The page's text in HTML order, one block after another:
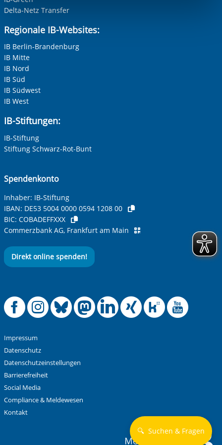
Funktionen sind. Diese Cookies setzen wir aufgrund
Einwilligung.
Delta-Netz Transfer
Regionale IB-Websites:
IB Berlin-Brandenburg
IB Mitte
IB Nord
IB Süd
IB Südwest
IB West
IB-Stiftungen:
IB-Stiftung
Stiftung Schwarz-Rot-Bunt
Spendenkonto
Inhaber: IB-Stiftung
IBAN: DE53 5004 0000 0594 1208 00
BIC: COBADEFFXXX
Commerzbank AG, Frankfurt am Main
Direkt online spenden!
Offizielle
Offizielle
Offizielle
Offizielle
Offizielle
Impressum
Datenschutz
Datenschutzeinstellungen
Barrierefreiheit
Social Media
Compliance & Meldewesen
Kontakt
🔍 Suchen & Fragen